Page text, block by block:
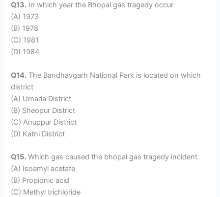
Q13. In which year the Bhopal gas tragedy occur
(A) 1973
(B) 1978
(C) 1981
(D) 1984
Q14. The Bandhavgarh National Park is located on which
district
(A) Umaria District
(B) Sheopur District
(C) Anuppur District
(D) Katni District
Q15. Which gas caused the bhopal gas tragedy incident
(A) Isoamyl acetate
(B) Propionic acid
(C) Methyl trichloride